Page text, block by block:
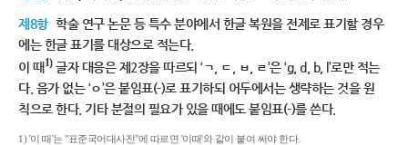
제8항 학술 연구 논문 등 특수 분야에서 한글 복원을 전제로 표기할 경우
에는 한글 표기를 대상으로 적는다.
이 때1)글자 대응은 제2장을 따르되 ‘ㄱ, ㄷ, ㅂ, ㄹ’은 ‘g, d, b, l’로만 적는
다. 음가 없는 ‘ㅇ’은 붙임표(-)로 표기하되 어두에서는 생략하는 것을 원
칙으로 한다. 기타 분절의 필요가 있을 때에도 붙임표(-)를 쓴다.
1) '이 때'는 "표준국어대사전"에 따르면 '이때'와 같이 붙여 써야 한다.